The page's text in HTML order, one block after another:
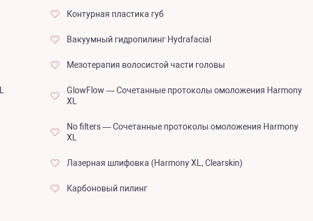
Контурная пластика губ
Вакуумный гидропилинг Hydrafacial
Мезотерапия волосистой части головы
GlowFlow — Сочетанные протоколы омоложения Harmony
XL
No filters — Сочетанные протоколы омоложения Harmony
XL
Лазерная шлифовка (Harmony XL, Clearskin)
Карбоновый пилинг